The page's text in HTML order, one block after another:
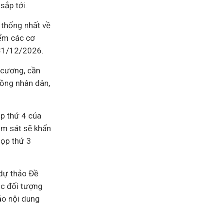
tới.
nhất về
các cơ
12/2026.
cần
nhân dân,
thứ 4 của
sát sẽ khẩn
thứ 3
thảo Đề
đối tượng
nội dung